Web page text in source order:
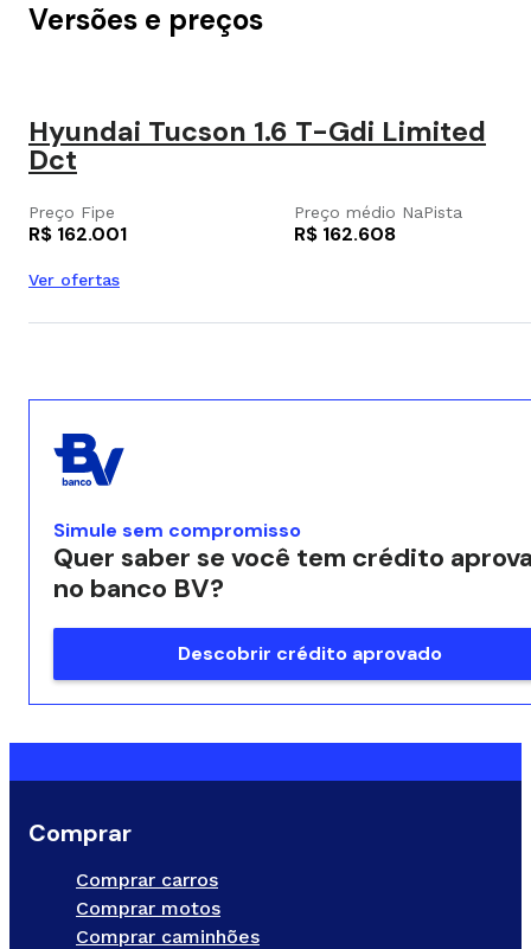
Versões e preços
Hyundai Tucson 1.6 T-Gdi Limited
Dct
Preço Fipe
R$ 162.001
Preço médio NaPista
R$ 162.608
Ver ofertas
Simule sem compromisso
Quer saber se você tem crédito
no banco BV?
Descobrir crédito aprovado
Comprar
Comprar carros
Comprar motos
Comprar caminhões